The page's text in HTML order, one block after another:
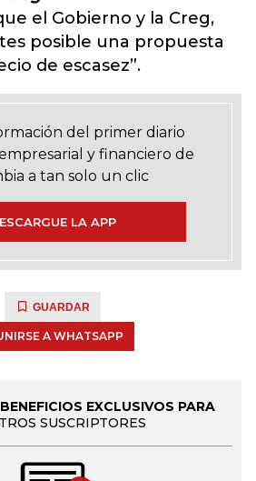
el Gobierno y la Creg,
posible una propuesta
de escasez”.
del primer diario
y financiero de
a tan solo un clic
LA APP
GUARDAR
A WHATSAPP
EXCLUSIVOS PARA
SUSCRIPTORES